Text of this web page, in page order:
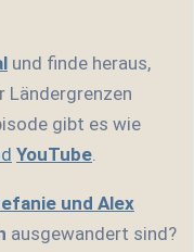
und finde heraus,
Ländergrenzen
gibt es wie
YouTube.
und Alex
ausgewandert sind?